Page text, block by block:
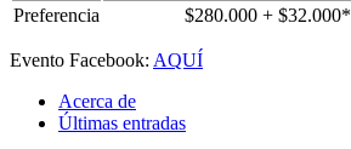
Preferencia
$280.000 + $32.000*
Evento Facebook: AQUÍ
Acerca de
Últimas entradas